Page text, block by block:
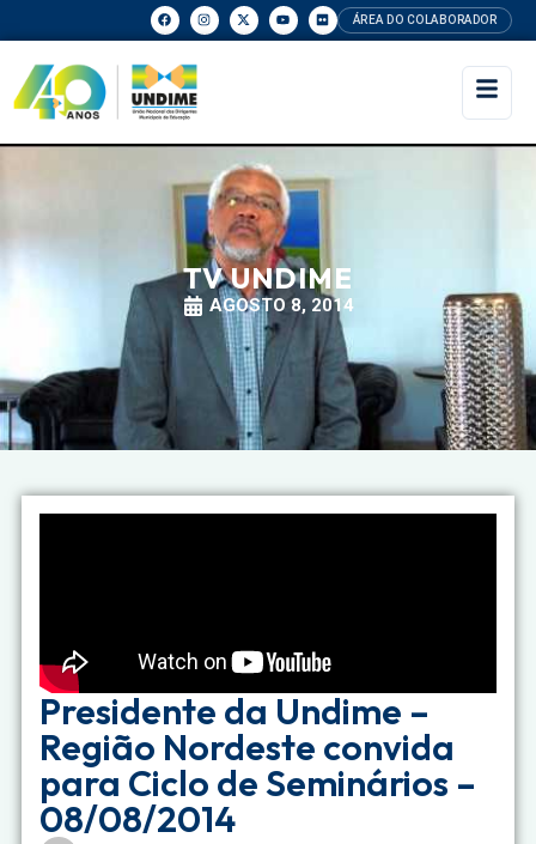
ÁREA DO COLABORADOR
TV UNDIME
AGOSTO 8, 2014
Presidente da Undime –
Região Nordeste convida
para Ciclo de Seminários –
08/08/2014